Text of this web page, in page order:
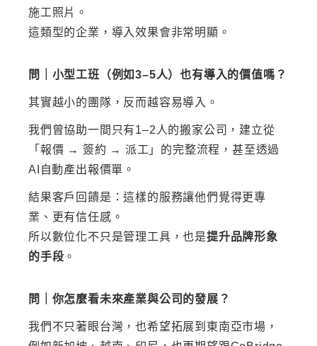
施工照片。
這類型的企業，導入效果會非常明顯。
問｜小型工班（例如3–5人）也有導入的價值嗎？
其實越小的團隊，反而越容易導入。
我們曾協助一間只有1–2人的搬家公司，建立從
「報價 → 簽約 → 派工」的完整流程，甚至透過
AI自動產出報價單。
結果客戶回饋是：這樣的服務讓他們覺得更專
業、更有信任感。
所以數位化不只是管理工具，也是提升品牌形象
的手段 。
問｜你怎麼看未來產業與公司的發展？
我們不只著眼台灣，也希望拓展到東南亞市場，